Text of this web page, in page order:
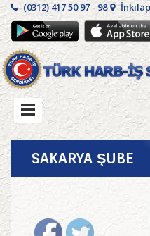
(0312) 417 50 97 - 98
SAKARYA ŞUBE